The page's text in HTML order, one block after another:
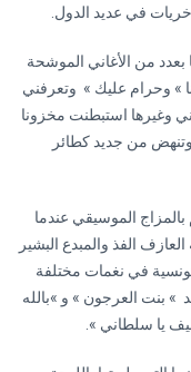
في عديد الدول.
بعدد من الأغاني الموشحة
» وحرام عليك » وتعرفني
وغيرها استبطنت مخزونا
من جديد كطائر
الموسيقي عندما
الفذ والمبدع البشير
في نغمات مختلفة
» بنت العرجون » و »بالله
يا سلطاني ».